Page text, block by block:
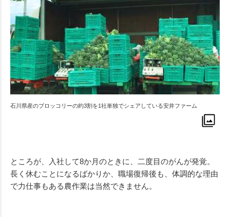
石川県産のブロッコリーの約3割を1社単独でシェアしている安井ファーム
ところが、入社して8か月のときに、二度目のがんが発覚。
長く休むことになるばかりか、職場復帰後も、体調的な理由
で力仕事もある農作業は当然できません。